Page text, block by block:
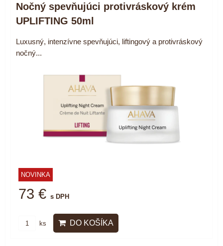
Nočný spevňujúci protivráskový krém
UPLIFTING 50ml
Luxusný, intenzívne spevňujúci, liftingový a protivráskový
nočný...
NOVINKA
73 € s DPH
ks DO KOŠÍKA